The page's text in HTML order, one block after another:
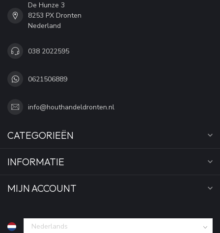
De Hunze 3
8253 PX Dronten
Nederland
038 2022595
0621506889
info@houthandeldronten.nl
CATEGORIEËN
INFORMATIE
MIJN ACCOUNT